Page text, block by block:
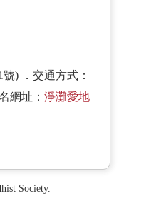
) ．交通方式：
網址：淨灘愛地
Society.